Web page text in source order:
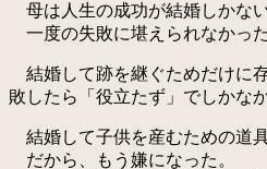
母は人生の成功が結婚しかない
一度の失敗に堪えられなかった
結婚して跡を継ぐためだけに
敗したら「役立たず」でしかなか
結婚して子供を産むための道
だから、もう嫌になった。